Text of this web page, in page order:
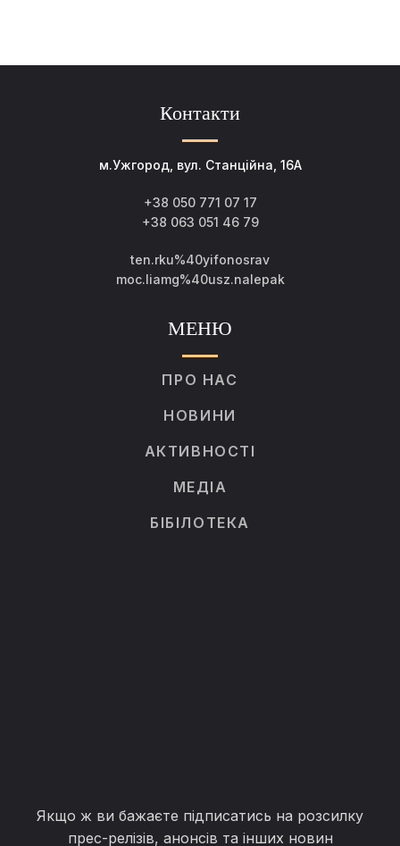
Контакти
м.Ужгород, вул. Станційна, 16А
+38 050 771 07 17
+38 063 051 46 79
ten.rku%40yifonosrav
moc.liamg%40usz.nalepak
МЕНЮ
ПРО НАС
НОВИНИ
АКТИВНОСТІ
МЕДІА
БІБІЛОТЕКА
Якщо ж ви бажаєте підписатись на розсилку
прес-релізів, анонсів та інших новин